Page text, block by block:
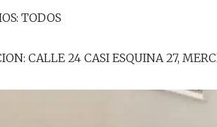
TODOS
CALLE 24 CASI ESQUINA 27,